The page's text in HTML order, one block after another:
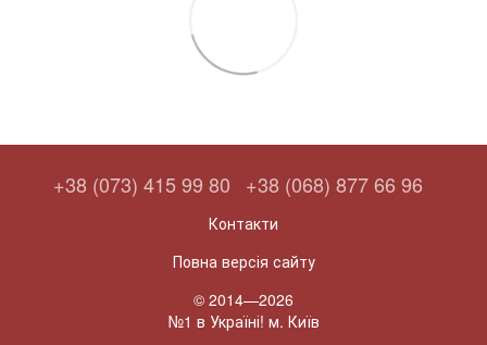
+38 (073) 415 99 80 +38 (068) 877 66 96
Контакти
Повна версія сайту
© 2014—2026
№1 в Україні! м. Київ